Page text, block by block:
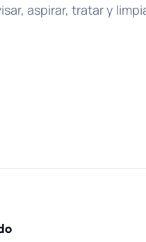
aspirar, tratar y